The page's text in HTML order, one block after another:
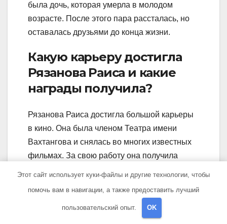
была дочь, которая умерла в молодом
возрасте. После этого пара рассталась, но
оставалась друзьями до конца жизни.
Какую карьеру достигла
Рязанова Раиса и какие
награды получила?
Рязанова Раиса достигла большой карьеры
в кино. Она была членом Театра имени
Вахтангова и снялась во многих известных
фильмах. За свою работу она получила
Заслуженную артистку РФ.
Этот сайт использует куки-файлы и другие технологии, чтобы
помочь вам в навигации, а также предоставить лучший
пользовательский опыт. OK